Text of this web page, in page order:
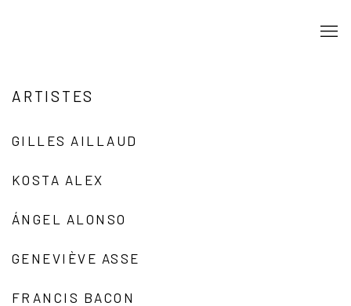
ARTISTES
GILLES AILLAUD
KOSTA ALEX
ÁNGEL ALONSO
GENEVIÈVE ASSE
FRANCIS BACON